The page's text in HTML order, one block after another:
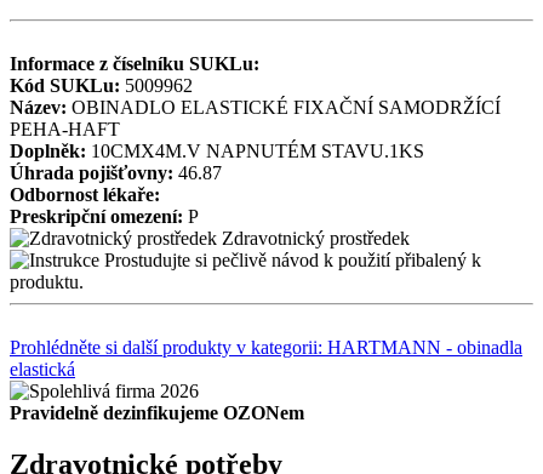
Informace z číselníku SUKLu:
Kód SUKLu: 5009962
Název: OBINADLO ELASTICKÉ FIXAČNÍ SAMODRŽÍCÍ
PEHA-HAFT
Doplněk: 10CMX4M.V NAPNUTÉM STAVU.1KS
Úhrada pojišťovny: 46.87
Odbornost lékaře:
Preskripční omezení: P
Zdravotnický prostředek
Prostudujte si pečlivě návod k použití přibalený k
produktu.
Prohlédněte si další produkty v kategorii: HARTMANN - obinadla
elastická
Pravidelně dezinfikujeme OZONem
Zdravotnické potřeby